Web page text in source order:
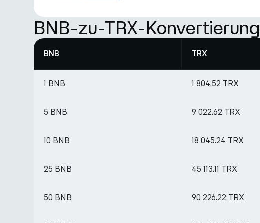
BNB-zu-TRX-
BNB TRX
1 BNB 1 804.52 TRX
5 BNB 9 022.62 TRX
10 BNB 18 045.24 TRX
25 BNB 45 113.11 TRX
50 BNB 90 226.22 TRX